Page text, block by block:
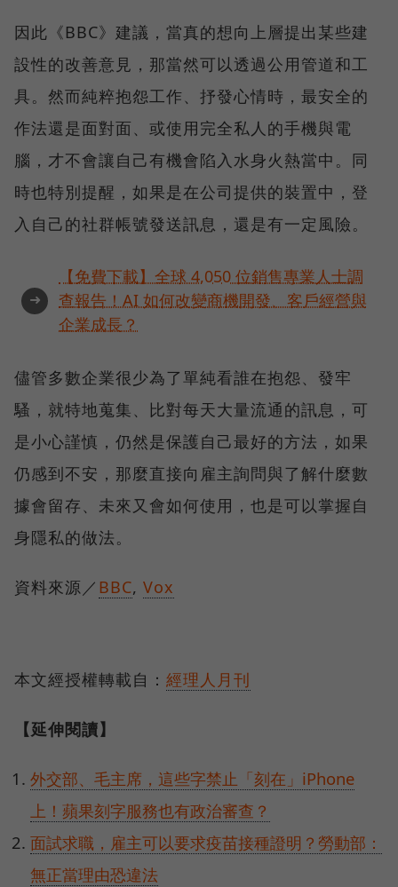
因此《BBC》建議，當真的想向上層提出某些建
設性的改善意見，那當然可以透過公用管道和工
具。然而純粹抱怨工作、抒發心情時，最安全的
作法還是面對面、或使用完全私人的手機與電
腦，才不會讓自己有機會陷入水身火熱當中。同
時也特別提醒，如果是在公司提供的裝置中，登
入自己的社群帳號發送訊息，還是有一定風險。
➜
【免費下載】全球 4,050 位銷售專業人士調
查報告！AI 如何改變商機開發、客戶經營與
企業成長？
儘管多數企業很少為了單純看誰在抱怨、發牢
騷，就特地蒐集、比對每天大量流通的訊息，可
是小心謹慎，仍然是保護自己最好的方法，如果
仍感到不安，那麼直接向雇主詢問與了解什麼數
據會留存、未來又會如何使用，也是可以掌握自
身隱私的做法。
資料來源／ BBC, Vox
本文經授權轉載自： 經理人月刊
【延伸閱讀】
外交部、毛主席，這些字禁止「刻在」iPhone
上！蘋果刻字服務也有政治審查？
面試求職，雇主可以要求疫苗接種證明？勞動部：
無正當理由恐違法